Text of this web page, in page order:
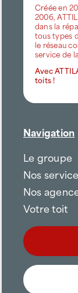
Créée en
2006,
dans la
tous types
le réseau
service de
Avec
toits !
Navigation
Le groupe
Nos
Nos
Votre toit